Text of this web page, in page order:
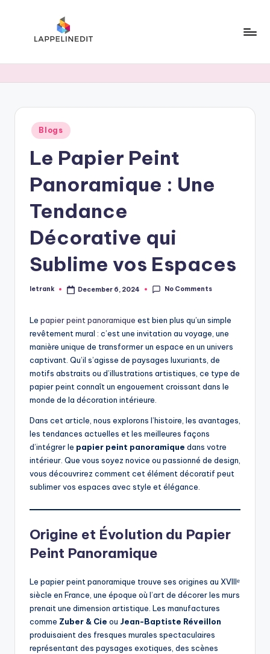
Posted
in
Blogs
Le Papier Peint
Panoramique : Une
Tendance
Décorative qui
Sublime vos Espaces
Posted
letrank December 6, 2024 No Comments
Le papier peint panoramique est bien plus qu’un simple
revêtement mural : c’est une invitation au voyage, une
manière unique de transformer un espace en un univers
captivant. Qu’il s’agisse de paysages luxuriants, de
motifs abstraits ou d’illustrations artistiques, ce type de
papier peint connaît un engouement croissant dans le
monde de la décoration intérieure.
Dans cet article, nous explorons l’histoire, les avantages,
les tendances actuelles et les meilleures façons
d’intégrer le papier peint panoramique dans votre
intérieur. Que vous soyez novice ou passionné de design,
vous découvrirez comment cet élément décoratif peut
sublimer vos espaces avec style et élégance.
Origine et Évolution du Papier
Peint Panoramique
Le papier peint panoramique trouve ses origines au XVIIIᵉ
siècle en France, une époque où l’art de décorer les murs
prenait une dimension artistique. Les manufactures
comme Zuber & Cie ou Jean-Baptiste Réveillon
produisaient des fresques murales spectaculaires
représentant des paysages exotiques, des scènes